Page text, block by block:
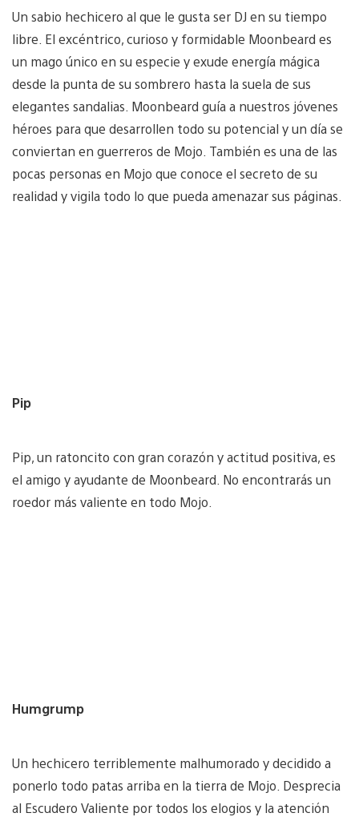
Un sabio hechicero al que le gusta ser DJ en su tiempo
libre. El excéntrico, curioso y formidable Moonbeard es
un mago único en su especie y exude energía mágica
desde la punta de su sombrero hasta la suela de sus
elegantes sandalias. Moonbeard guía a nuestros jóvenes
héroes para que desarrollen todo su potencial y un día se
conviertan en guerreros de Mojo. También es una de las
pocas personas en Mojo que conoce el secreto de su
realidad y vigila todo lo que pueda amenazar sus páginas.
Pip
Pip, un ratoncito con gran corazón y actitud positiva, es
el amigo y ayudante de Moonbeard. No encontrarás un
roedor más valiente en todo Mojo.
Humgrump
Un hechicero terriblemente malhumorado y decidido a
ponerlo todo patas arriba en la tierra de Mojo. Desprecia
al Escudero Valiente por todos los elogios y la atención